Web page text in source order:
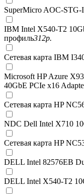
SuperMicro AOC-
IBM Intel X540-T2
профиль312р.
Сетевая карта IBM
Microsoft HP Azure
40GbE PCIe x16
Сетевая карта HP
NDC Dell Intel X710
Сетевая карта HP
DELL Intel 82576EB
DELL Intel X540-T2